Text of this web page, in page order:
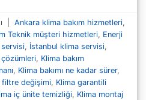
Ankara klima bakım hizmetleri,
Teknik müşteri hizmetleri, Enerji
, İstanbul klima servisi,
çözümleri, Klima bakım
, Klima bakımı ne kadar sürer,
filtre değişimi, Klima garantili
iç ünite temizliği, Klima montaj